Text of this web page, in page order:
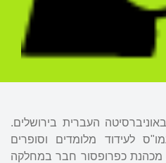
העברית בירושלים.
לעידוד מלומדים וסופרים
נשיא המדינה (2001). מכהנת כפרופסור חבר במחלקה